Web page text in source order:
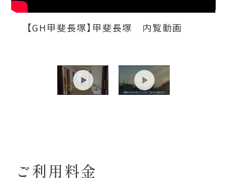
【GH甲斐長塚】甲斐長塚 内覧動画
ご利用料金